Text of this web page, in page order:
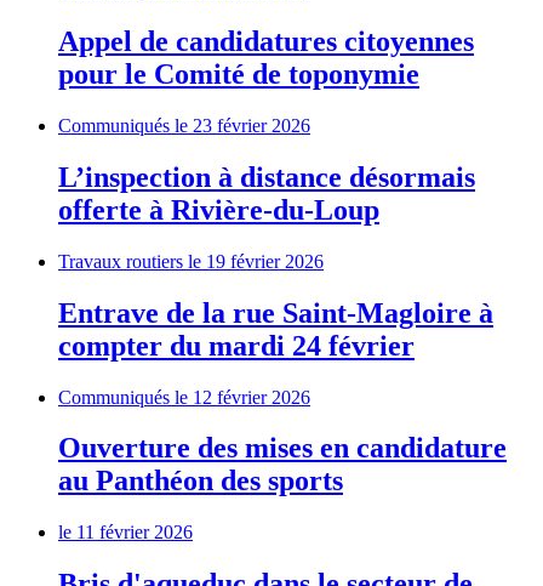
Appel de candidatures citoyennes
pour le Comité de toponymie
Communiqués le 23 février 2026
L’inspection à distance désormais
offerte à Rivière-du-Loup
Travaux routiers le 19 février 2026
Entrave de la rue Saint-Magloire à
compter du mardi 24 février
Communiqués le 12 février 2026
Ouverture des mises en candidature
au Panthéon des sports
le 11 février 2026